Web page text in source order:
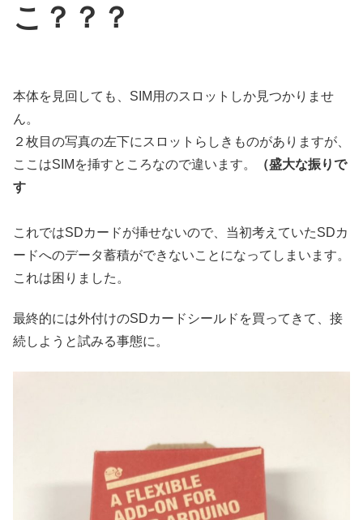
こ？？？
本体を見回しても、SIM用のスロットしか見つかりませ
ん。
２枚目の写真の左下にスロットらしきものがありますが、
ここはSIMを挿すところなので違います。
（盛大な振りで
す
これではSDカードが挿せないので、当初考えていたSDカ
ードへのデータ蓄積ができないことになってしまいます。
これは困りました。
最終的には外付けのSDカードシールドを買ってきて、接
続しようと試みる事態に。